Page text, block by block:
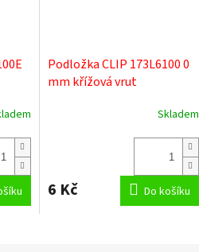
Podložka CLIP 173L6100 0
mm křížová vrut
Skladem
6 Kč Do košíku